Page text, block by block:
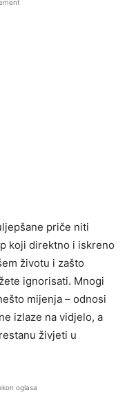
priče niti
koji direktno i iskreno
životu i zašto
ignorisati. Mnogi
mijenja – odnosi
izlaze na vidjelo, a
živjeti u
oglasa